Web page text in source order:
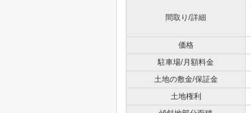
間取り/詳細
価格
駐車場/月額料金
土地の敷金/保証金
土地権利